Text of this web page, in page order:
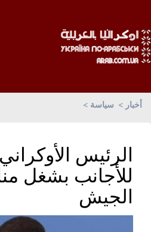
أخبار سياسة
الرئيس
للأجانب بشغل
الجيش